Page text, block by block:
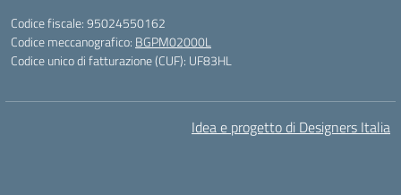
Codice fiscale: 95024550162
Codice meccanografico: BGPM02000L
Codice unico di fatturazione (CUF): UF83HL
Idea e progetto di Designers Italia